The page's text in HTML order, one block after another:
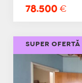
78.500 €
SUPER OFERTĂ